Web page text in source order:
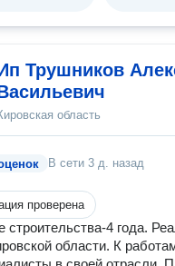
Трушников
область
В сети 3 д. назад
проверена
4 года.
области. К